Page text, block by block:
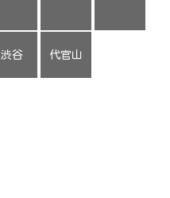
渋谷 代官山